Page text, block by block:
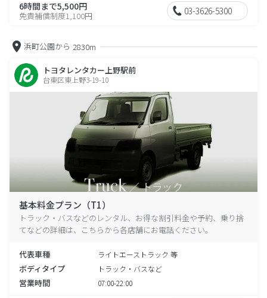
6時間まで5,500円
免責補償制度1,100円 03-3626-5300
浜町公園から 2830m
トヨタレンタカー上野駅前
台東区東上野3-19-10
基本料金プラン（T1）
トラック・バスなどのレンタル、お得な割引料金や予約、乗り捨
てなどの詳細は、こちらから各店舗にお電話ください。
代表車種 ライトエーストラック 等
ボディタイプ トラック・バスなど
営業時間 07:00-22:00